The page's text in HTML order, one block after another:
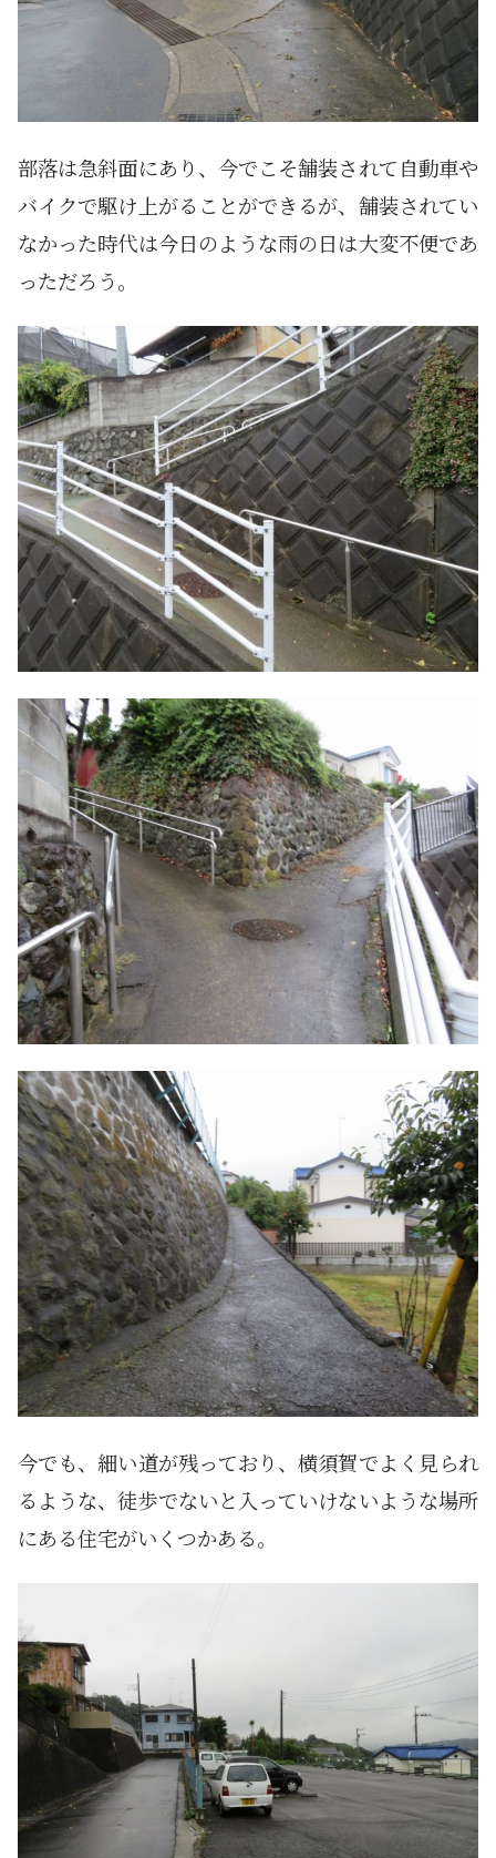
部落は急斜面にあり、今でこそ舗装されて自動車や
バイクで駆け上がることができるが、舗装されてい
なかった時代は今日のような雨の日は大変不便であ
っただろう。
今でも、細い道が残っており、横須賀でよく見られ
るような、徒歩でないと入っていけないような場所
にある住宅がいくつかある。